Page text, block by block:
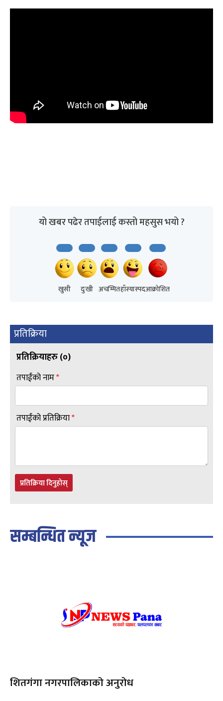
यो खबर पढेर तपाईलाई कस्तो महसुस भयो ?
खुसी दुःखी अचम्मितहाँस्यास्पदआक्रोशित
प्रतिक्रिया
प्रतिक्रियाहरु (०)
तपाईंको नाम*
तपाईंको प्रतिक्रिया*
प्रतिक्रिया दिनुहोस्
सम्बन्धित न्यूज
शितगंगा नगरपालिकाको अनुरोध